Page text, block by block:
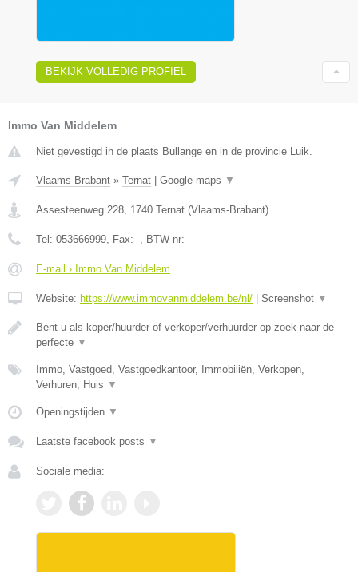
BEKIJK VOLLEDIG PROFIEL
Immo Van Middelem
Niet gevestigd in de plaats Bullange en in de provincie Luik.
Vlaams-Brabant » Ternat Google maps ▼
Assesteenweg 228 1740 Ternat (Vlaams-Brabant)
Tel: 053666999 , Fax: - , BTW-nr: -
E-mail › Immo Van Middelem
Website: https://www.immovanmiddelem.be/nl/ Screenshot ▼
Bent u als koper/huurder of verkoper/verhuurder op zoek naar de
perfecte ▼
Immo, Vastgoed, Vastgoedkantoor, Immobiliën, Verkopen,
Verhuren, Huis ▼
Openingstijden ▼
Laatste facebook posts ▼
Sociale media: